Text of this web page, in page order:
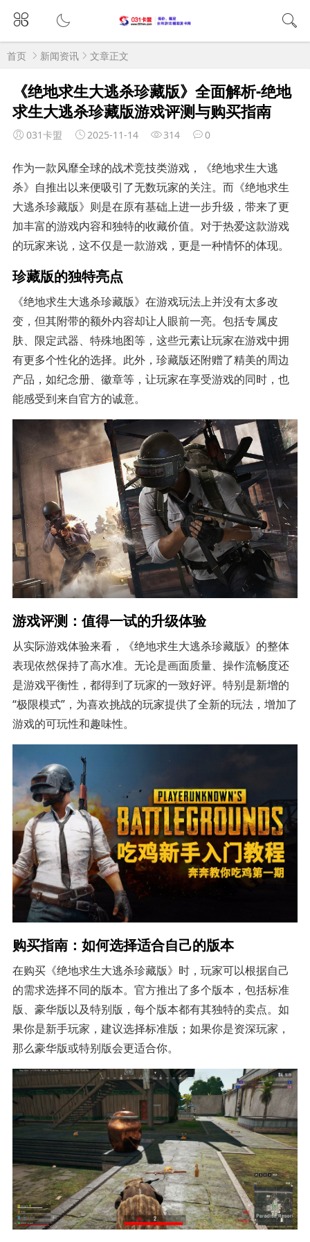
首页 新闻资讯 文章正文
《绝地求生大逃杀珍藏版》全面解析-绝地
求生大逃杀珍藏版游戏评测与购买指南
031卡盟 2025-11-14 314 0
作为一款风靡全球的战术竞技类游戏，《绝地求生大逃
杀》自推出以来便吸引了无数玩家的关注。而《绝地求生
大逃杀珍藏版》则是在原有基础上进一步升级，带来了更
加丰富的游戏内容和独特的收藏价值。对于热爱这款游戏
的玩家来说，这不仅是一款游戏，更是一种情怀的体现。
珍藏版的独特亮点
《绝地求生大逃杀珍藏版》在游戏玩法上并没有太多改
变，但其附带的额外内容却让人眼前一亮。包括专属皮
肤、限定武器、特殊地图等，这些元素让玩家在游戏中拥
有更多个性化的选择。此外，珍藏版还附赠了精美的周边
产品，如纪念册、徽章等，让玩家在享受游戏的同时，也
能感受到来自官方的诚意。
游戏评测：值得一试的升级体验
从实际游戏体验来看，《绝地求生大逃杀珍藏版》的整体
表现依然保持了高水准。无论是画面质量、操作流畅度还
是游戏平衡性，都得到了玩家的一致好评。特别是新增的
“极限模式”，为喜欢挑战的玩家提供了全新的玩法，增加了
游戏的可玩性和趣味性。
购买指南：如何选择适合自己的版本
在购买《绝地求生大逃杀珍藏版》时，玩家可以根据自己
的需求选择不同的版本。官方推出了多个版本，包括标准
版、豪华版以及特别版，每个版本都有其独特的卖点。如
果你是新手玩家，建议选择标准版；如果你是资深玩家，
那么豪华版或特别版会更适合你。